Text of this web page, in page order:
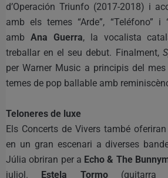
d’Operación Triunfo (2017-2018) i
amb els temes “Arde”, “Teléfono” i
amb Ana Guerra, la vocalista
treballar en el seu debut. Finalment,
per Warner Music a principis del
temes de pop ballable amb
Teloneres de luxe
Els Concerts de Vivers també
en un gran escenari a diverses
Júlia obriran per a Echo & The
juliol. Estela Tormo